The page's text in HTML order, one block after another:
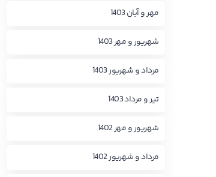
مهر و آبان 1403
شهریور و مهر 1403
مرداد و شهریور 1403
تیر و مرداد 1403
شهریور و مهر 1402
مرداد و شهریور 1402